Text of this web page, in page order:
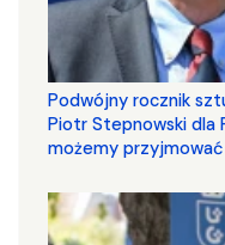
Podwójny rocznik
Piotr Stepnowski dla
możemy